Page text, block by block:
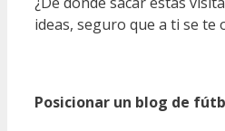
ideas, seguro que a ti se te
Posicionar un blog de